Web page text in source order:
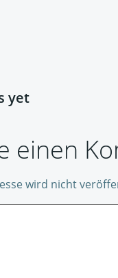
yet
einen
wird nicht